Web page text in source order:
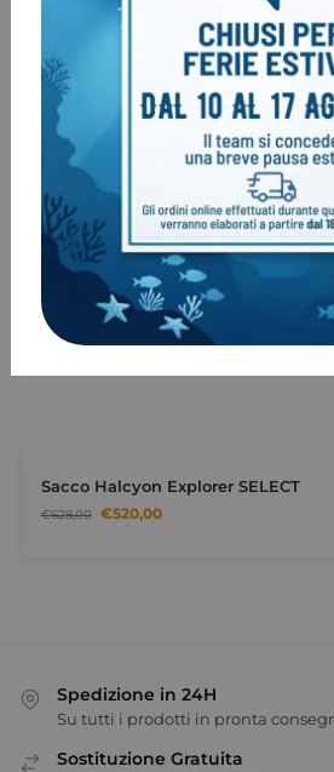
Prodotti correlati
-17%
Sacco Halcyon Explorer SELECT
€628,00 €520,00
Spedizione in 24H
Su tutti i prodotti in pronta
Sostituzione Gratuita